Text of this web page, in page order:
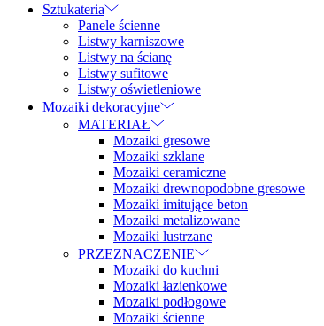
Sztukateria
Panele ścienne
Listwy karniszowe
Listwy na ścianę
Listwy sufitowe
Listwy oświetleniowe
Mozaiki dekoracyjne
MATERIAŁ
Mozaiki gresowe
Mozaiki szklane
Mozaiki ceramiczne
Mozaiki drewnopodobne gresowe
Mozaiki imitujące beton
Mozaiki metalizowane
Mozaiki lustrzane
PRZEZNACZENIE
Mozaiki do kuchni
Mozaiki łazienkowe
Mozaiki podłogowe
Mozaiki ścienne